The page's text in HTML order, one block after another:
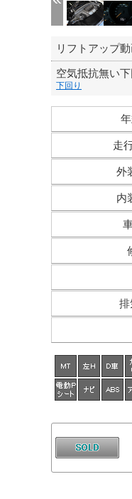
リフトアップ
空気抵抗無い下
下回り
走
外
内
排